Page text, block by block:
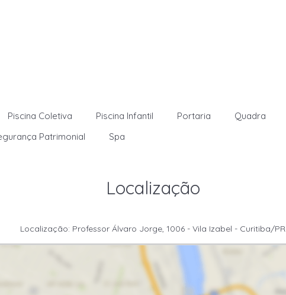
Piscina Coletiva Piscina Infantil Portaria Quadra
Patrimonial Spa
Localização
Localização: Professor Álvaro Jorge, 1006 - Vila Izabel - Curitiba/PR